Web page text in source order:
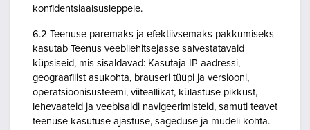
konfidentsiaalsusleppele.
6.2 Teenuse paremaks ja efektiivsemaks pakkumiseks
kasutab Teenus veebilehitsejasse salvestatavaid
küpsiseid, mis sisaldavad: Kasutaja IP-aadressi,
geograafilist asukohta, brauseri tüüpi ja versiooni,
operatsioonisüsteemi, viiteallikat, külastuse pikkust,
lehevaateid ja veebisaidi navigeerimisteid, samuti teavet
teenuse kasutuse ajastuse, sageduse ja mudeli kohta.